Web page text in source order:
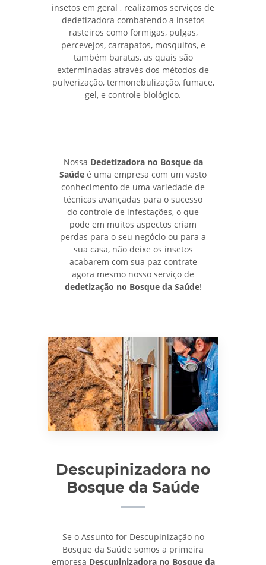
insetos em geral , realizamos serviços de
dedetizadora combatendo a insetos
rasteiros como formigas, pulgas,
percevejos, carrapatos, mosquitos, e
também baratas, as quais são
exterminadas através dos métodos de
pulverização, termonebulização, fumace,
gel, e controle biológico.
Nossa Dedetizadora no Bosque da
Saúde é uma empresa com um vasto
conhecimento de uma variedade de
técnicas avançadas para o sucesso
do controle de infestações, o que
pode em muitos aspectos criam
perdas para o seu negócio ou para a
sua casa, não deixe os insetos
acabarem com sua paz contrate
agora mesmo nosso serviço de
dedetização no Bosque da Saúde!
Descupinizadora no
Bosque da Saúde
Se o Assunto for Descupinização no
Bosque da Saúde somos a primeira
empresa Descupinizadora no Bosque da